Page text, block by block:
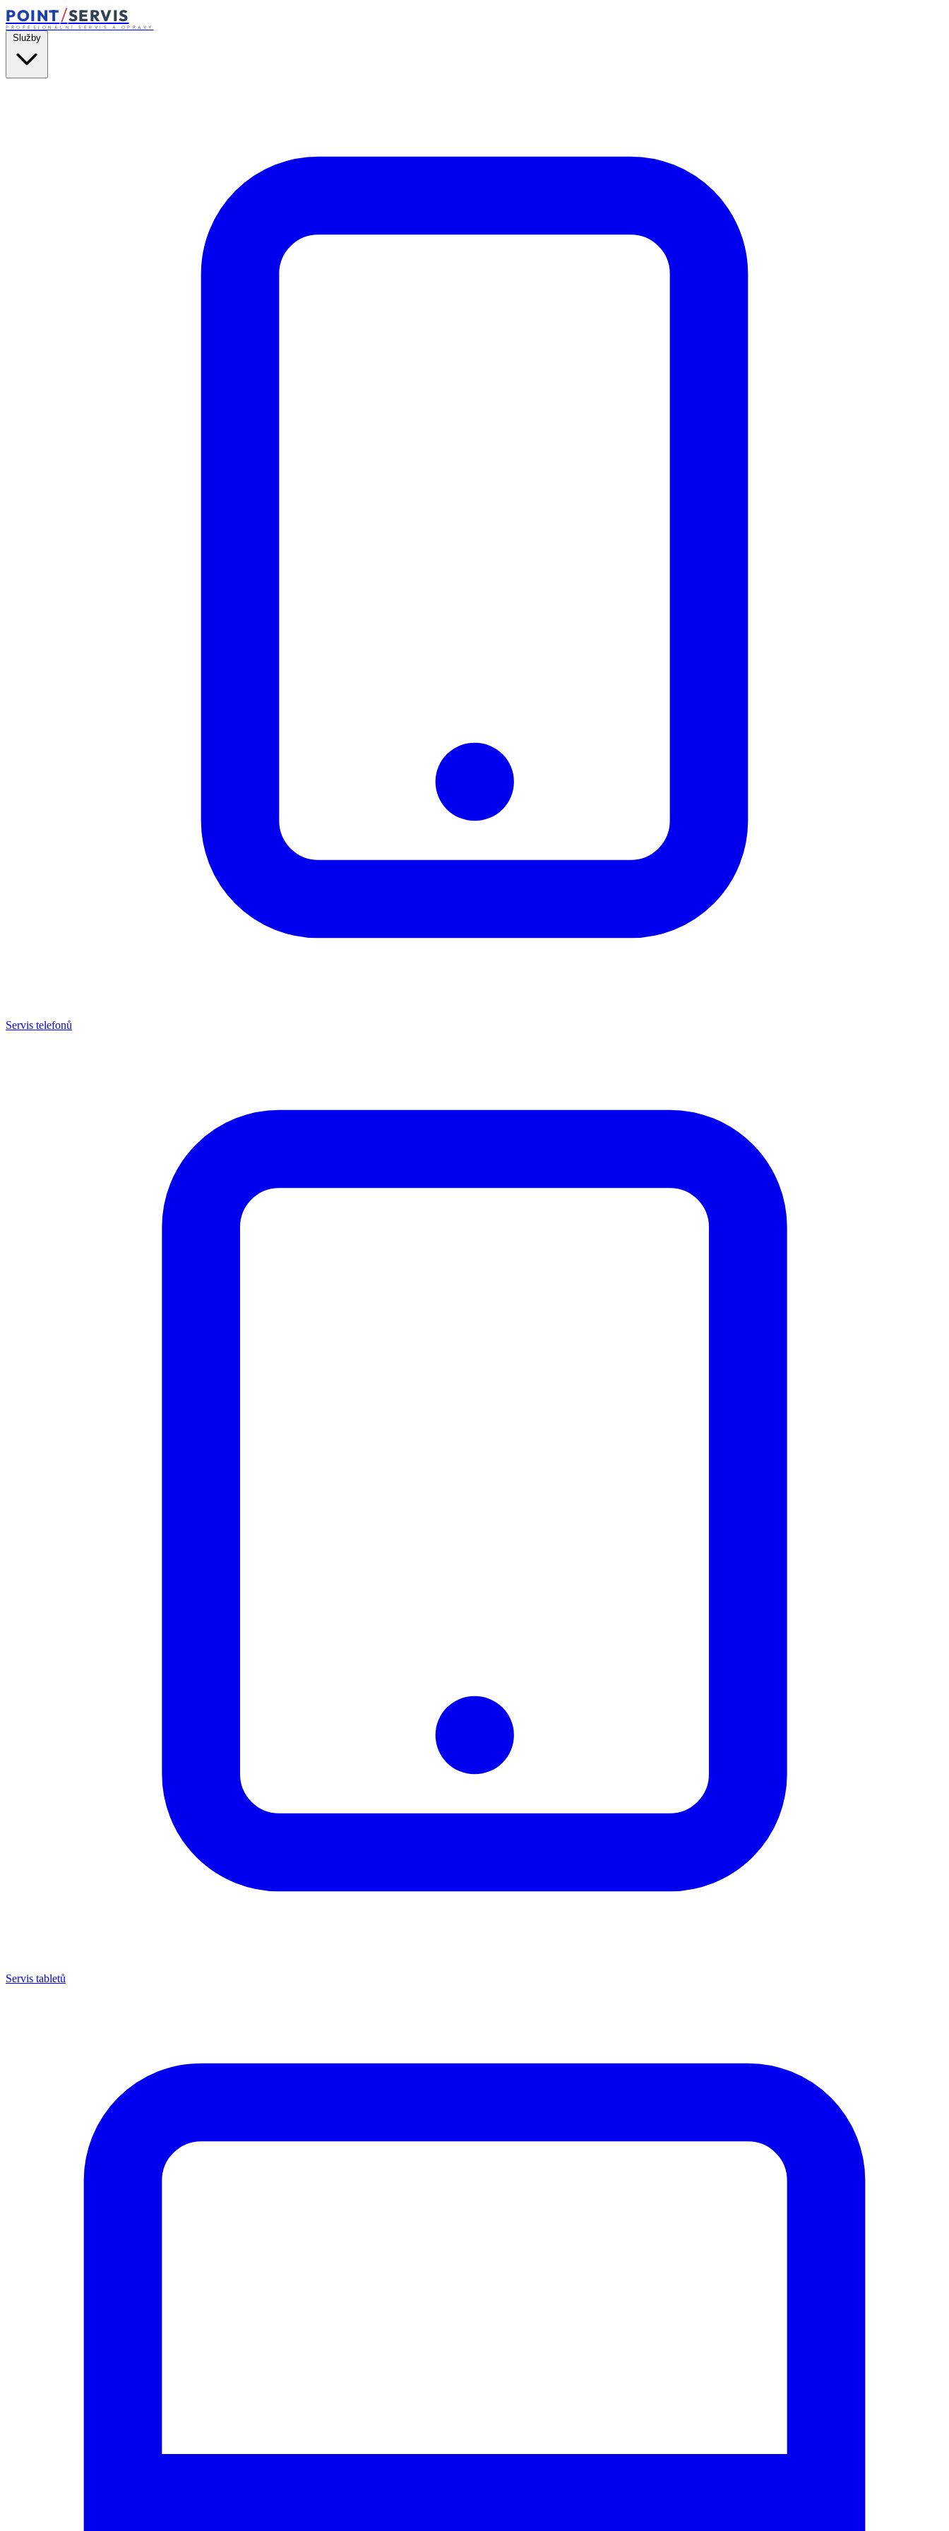
POINT/SERVIS
PROFESIONÁLNÍ SERVIS A OPRAVY
Služby
Servis telefonů
Servis tabletů